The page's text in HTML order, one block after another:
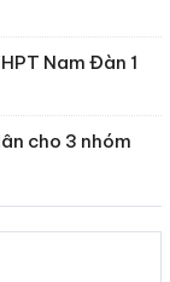
Nam Đàn 1
cho 3 nhóm